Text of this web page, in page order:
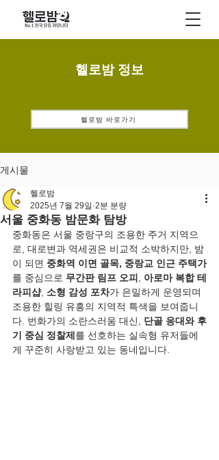
헬로밤 정보
헬로밤 바로가기
게시물
서울 중화동 밤문화 탐방
헬로밤
2025년 7월 29일 2분 분량
중화동은 서울 중랑구의 조용한 주거 지역으
로, 대로변과 역세권은 비교적 소박하지만, 밤
이 되면 중화역 이면 골목, 중랑교 인근 주택가
를 중심으로 무간판 림프 오피
아로마 복합 테
라피샵, 소형 감성 포차가 은밀하게 운영되며
조용한 힐링 유흥의 지역적 특색을 보여줍니
다. 번화가의 소란스러움 대신, 단골 응대와 후
기 중심 정찰제 를 선호하는 실속형 유저들에
게 꾸준히 사랑받고 있는 동네입니다.